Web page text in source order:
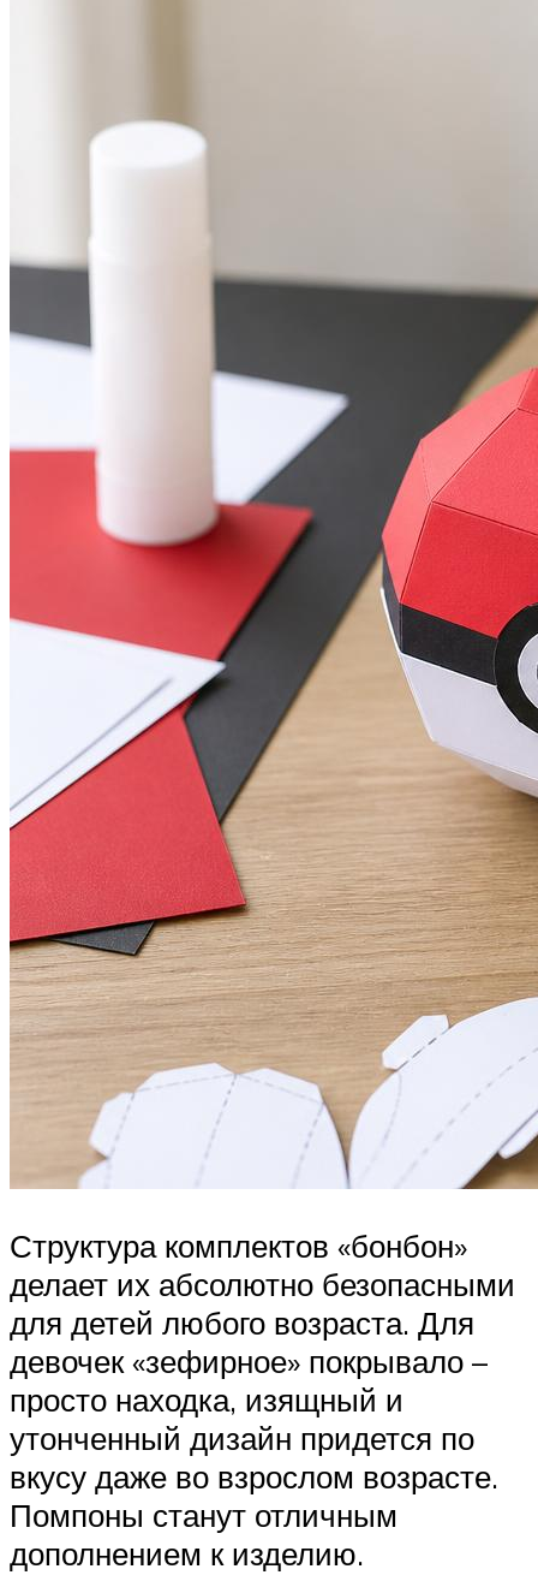
Структура комплектов «бонбон»
делает их абсолютно безопасными
для детей любого возраста. Для
девочек «зефирное» покрывало –
просто находка, изящный и
утонченный дизайн придется по
вкусу даже во взрослом возрасте.
Помпоны станут отличным
дополнением к изделию.